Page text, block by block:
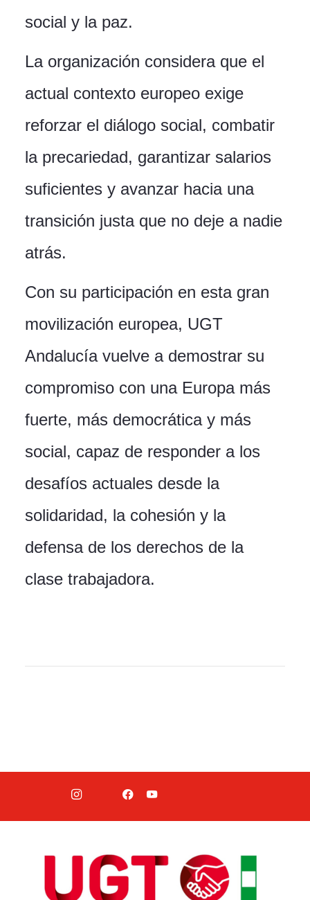
social y la paz.
La organización considera que el
actual contexto europeo exige
reforzar el diálogo social, combatir
la precariedad, garantizar salarios
suficientes y avanzar hacia una
transición justa que no deje a nadie
atrás.
Con su participación en esta gran
movilización europea, UGT
Andalucía vuelve a demostrar su
compromiso con una Europa más
fuerte, más democrática y más
social, capaz de responder a los
desafíos actuales desde la
solidaridad, la cohesión y la
defensa de los derechos de la
clase trabajadora.